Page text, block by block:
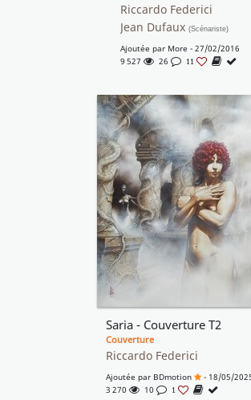
Riccardo Federici
Jean Dufaux (Scénariste)
Ajoutée par More - 27/02/2016
9 527
26 11
Saria - Couverture T2
Couverture
Riccardo Federici
Ajoutée par BDmotion
- 18/05/
3 270
10 1